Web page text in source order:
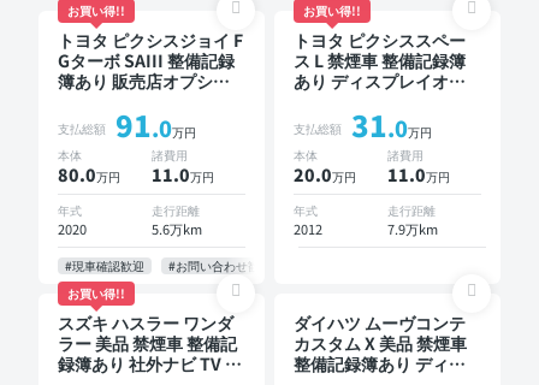
お買い得!!
トヨタ ピクシスジョイ F
Gターボ SAIII 整備記録
簿あり 販売店オプショ
ー スマートキー ETC バ
ックモニター ドライブ
レコーダー 衝突軽減
支払総額 91.0万円
本体
80.0万円
諸費用
11.0万円
年式
2020
走行距離
5.6万km
#現車確認歓迎 #お問い合わせ歓迎
お買い得!!
トヨタ ピクシススペー
ス L 禁煙車 整備記録簿
あり ディスプレイオー
TV ワイヤレスキー ETC
支払総額 31.0万円
本体
20.0万円
諸費用
11.0万円
年式
2012
走行距離
7.9万km
お買い得!!
スズキ ハスラー ワンダ
ラー 美品 禁煙車 整備記
録簿あり 社外ナビ TV ス
ダイハツ ムーヴコンテ
カスタム X 美品 禁煙車
整備記録簿あり ディス